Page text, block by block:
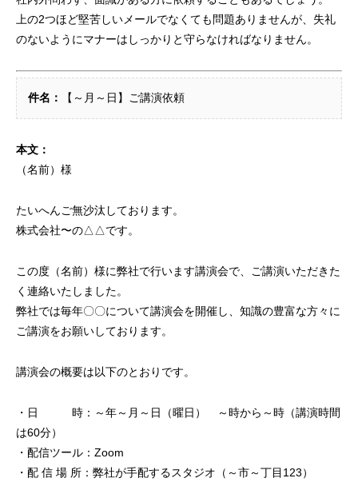
上の2つほど堅苦しいメールでなくても問題ありませんが、失礼
のないようにマナーはしっかりと守らなければなりません。
件名： 【～月～日】ご講演依頼
本文：
（名前）様
たいへんご無沙汰しております。
株式会社〜の△△です。
この度（名前）様に弊社で行います講演会で、ご講演いただきた
く連絡いたしました。
弊社では毎年〇〇について講演会を開催し、知識の豊富な方々に
ご講演をお願いしております。
講演会の概要は以下のとおりです。
・日 時：～年～月～日（曜日） ～時から～時（講演時間
は60分）
・配信ツール：Zoom
・配 信 場 所：弊社が手配するスタジオ（～市～丁目123）